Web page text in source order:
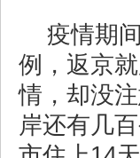
疫情期
例，返京
情，却没
岸还有几